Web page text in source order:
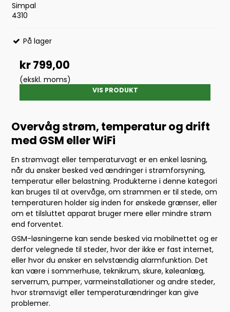
Simpal
4310
På lager
kr 799,00
(ekskl. moms)
VIS PRODUKT
Overvåg strøm, temperatur og drift
med GSM eller WiFi
En strømvagt eller temperaturvagt er en enkel løsning,
når du ønsker besked ved ændringer i strømforsyning,
temperatur eller belastning. Produkterne i denne kategori
kan bruges til at overvåge, om strømmen er til stede, om
temperaturen holder sig inden for ønskede grænser, eller
om et tilsluttet apparat bruger mere eller mindre strøm
end forventet.
GSM-løsningerne kan sende besked via mobilnettet og er
derfor velegnede til steder, hvor der ikke er fast internet,
eller hvor du ønsker en selvstændig alarmfunktion. Det
kan være i sommerhuse, teknikrum, skure, køleanlæg,
serverrum, pumper, varmeinstallationer og andre steder,
hvor strømsvigt eller temperaturændringer kan give
problemer.